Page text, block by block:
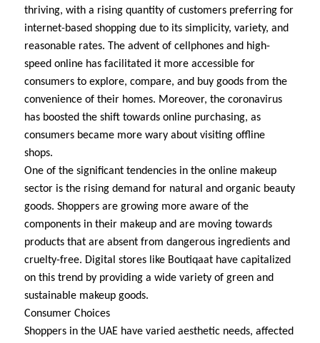
thriving, with a rising quantity of customers preferring for
internet-based shopping due to its simplicity, variety, and
reasonable rates. The advent of cellphones and high-
speed online has facilitated it more accessible for
consumers to explore, compare, and buy goods from the
convenience of their homes. Moreover, the coronavirus
has boosted the shift towards online purchasing, as
consumers became more wary about visiting offline
shops.
One of the significant tendencies in the online makeup
sector is the rising demand for natural and organic beauty
goods. Shoppers are growing more aware of the
components in their makeup and are moving towards
products that are absent from dangerous ingredients and
cruelty-free. Digital stores like Boutiqaat have capitalized
on this trend by providing a wide variety of green and
sustainable makeup goods.
Consumer Choices
Shoppers in the UAE have varied aesthetic needs, affected